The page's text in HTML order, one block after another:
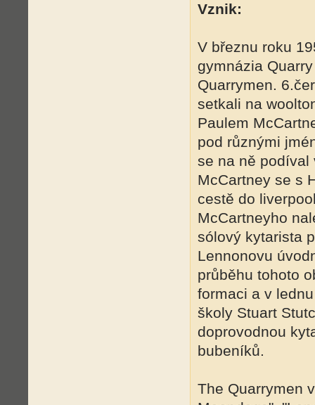
Vznik:
V březnu roku
gymnázia
Quarrymen.
setkali na
Paulem
pod různými
se na ně podíval
McCartney se s
cestě do
McCartneyho
sólový kytarista
Lennonovu
průběhu tohoto
formaci a v
školy Stuart
doprovodnou
bubeníků.
The Quarrymen